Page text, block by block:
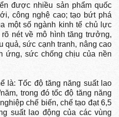
được nhiều sản phẩm quốc
công nghệ cao; tạo bứt phá
một số ngành kinh tế chủ lực
nét về mô hình tăng trưởng,
quả, sức cạnh tranh, nâng cao
ứng, sức chống chịu của nền
Tốc độ tăng năng suất lao
trong đó tốc độ tăng năng
chế biến, chế tạo đạt 6,5
suất lao động của các vùng